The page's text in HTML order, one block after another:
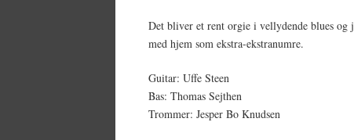
Det bliver et rent orgie i vellydende blues og
med hjem som ekstra-ekstranumre.
Guitar: Uffe Steen
Bas: Thomas Sejthen
Trommer: Jesper Bo Knudsen